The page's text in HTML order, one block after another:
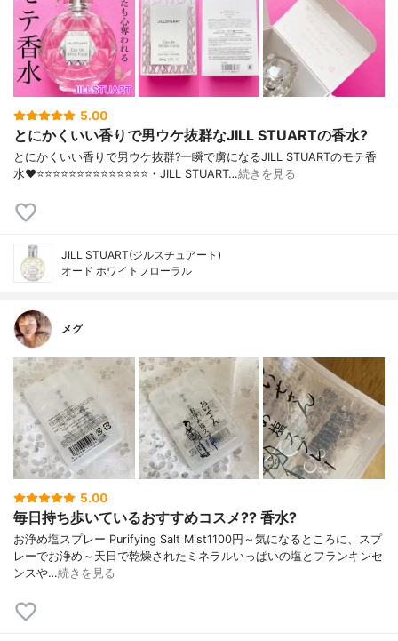
5.00
とにかくいい香りで男ウケ抜群なJILL STUARTの香水?
とにかくいい香りで男ウケ抜群?一瞬で虜になるJILL STUARTのモテ香
水❤️⭐️⭐️⭐️⭐️⭐️⭐️⭐️⭐️⭐️⭐️⭐️⭐️⭐️⭐️・JILL STUART…続きを見る
JILL STUART(ジルスチュアート)
オード ホワイトフローラル
メグ
5.00
毎日持ち歩いているおすすめコスメ?? 香水?
お浄め塩スプレー Purifying Salt Mist1100円～気になるところに、スプ
レーでお浄め～天日で乾燥されたミネラルいっぱいの塩とフランキンセ
ンスや…続きを見る